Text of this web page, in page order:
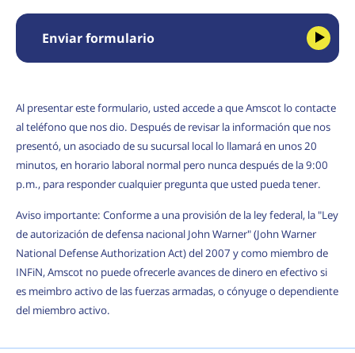
Enviar formulario
Al presentar este formulario, usted accede a que Amscot lo contacte
al teléfono que nos dio. Después de revisar la información que nos
presentó, un asociado de su sucursal local lo llamará en unos 20
minutos, en horario laboral normal pero nunca después de la 9:00
p.m., para responder cualquier pregunta que usted pueda tener.
Aviso importante: Conforme a una provisión de la ley federal, la "Ley
de autorización de defensa nacional John Warner" (John Warner
National Defense Authorization Act) del 2007 y como miembro de
INFiN, Amscot no puede ofrecerle avances de dinero en efectivo si
es meimbro activo de las fuerzas armadas, o cónyuge o dependiente
del miembro activo.